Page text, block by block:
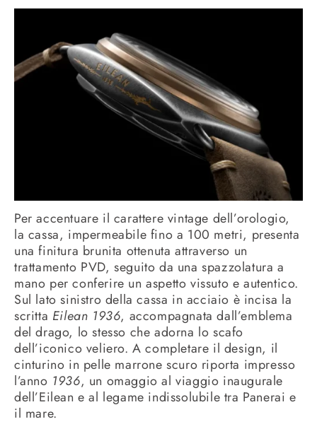
Per accentuare il carattere vintage dell’orologio,
la cassa, impermeabile fino a 100 metri, presenta
una finitura brunita ottenuta attraverso un
trattamento PVD, seguito da una spazzolatura a
mano per conferire un aspetto vissuto e autentico.
Sul lato sinistro della cassa in acciaio è incisa la
scritta Eilean 1936, accompagnata dall’emblema
del drago, lo stesso che adorna lo scafo
dell’iconico veliero. A completare il design, il
cinturino in pelle marrone scuro riporta impresso
l’anno 1936, un omaggio al viaggio inaugurale
dell’Eilean e al legame indissolubile tra Panerai e
il mare.